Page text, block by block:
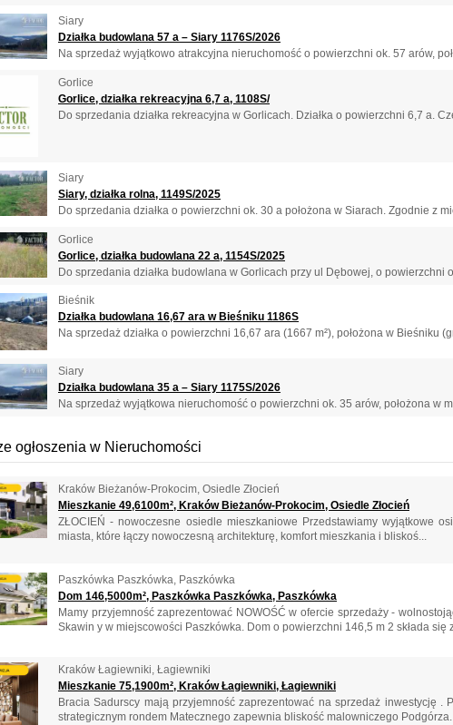
Siary
Działka budowlana 57 a – Siary 1176S/2026
Na sprzedaż wyjątkowo atrakcyjna nieruchomość o powierzchni ok. 57 arów,
Gorlice
Gorlice, działka rekreacyjna 6,7 a, 1108S/
Do sprzedania działka rekreacyjna w Gorlicach. Działka o powierzchni 6,7 a.
Siary
Siary, działka rolna, 1149S/2025
Do sprzedania działka o powierzchni ok. 30 a położona w Siarach. Zgodnie z
Gorlice
Gorlice, działka budowlana 22 a, 1154S/2025
Do sprzedania działka budowlana w Gorlicach przy ul Dębowej, o powierzchni
Bieśnik
Działka budowlana 16,67 ara w Bieśniku 1186S
Na sprzedaż działka o powierzchni 16,67 ara (1667 m²), położona w Bieśniku
Siary
Działka budowlana 35 a – Siary 1175S/2026
Na sprzedaż wyjątkowa nieruchomość o powierzchni ok. 35 arów, położona w
ogłoszenia w Nieruchomości
Kraków Bieżanów-Prokocim, Osiedle Złocień
Mieszkanie 49,6100m², Kraków Bieżanów-Prokocim, Osiedle Złocień
ZŁOCIEŃ - nowoczesne osiedle mieszkaniowe Przedstawiamy wyjątkowe
miasta, które łączy nowoczesną architekturę, komfort mieszkania i bliskoś...
Paszkówka Paszkówka, Paszkówka
Dom 146,5000m², Paszkówka Paszkówka, Paszkówka
Mamy przyjemność zaprezentować NOWOŚĆ w ofercie sprzedaży -
Skawin y w miejscowości Paszkówka. Dom o powierzchni 146,5 m 2 składa się
Kraków Łagiewniki, Łagiewniki
Mieszkanie 75,1900m², Kraków Łagiewniki, Łagiewniki
Bracia Sadurscy mają przyjemność zaprezentować na sprzedaż inwestycję .
strategicznym rondem Matecznego zapewnia bliskość malowniczego Podgórza.